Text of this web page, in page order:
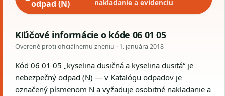
odpad (N)
nakladanie a evidenciu
Kľúčové informácie o kóde 06 01 05
Overené proti oficiálnemu zneniu · 1. januára 2018
Kód 06 01 05 „kyselina dusičná a kyselina dusitá“ je
nebezpečný odpad (N) — v Katalógu odpadov je
označený písmenom N a vyžaduje osobitné nakladanie a